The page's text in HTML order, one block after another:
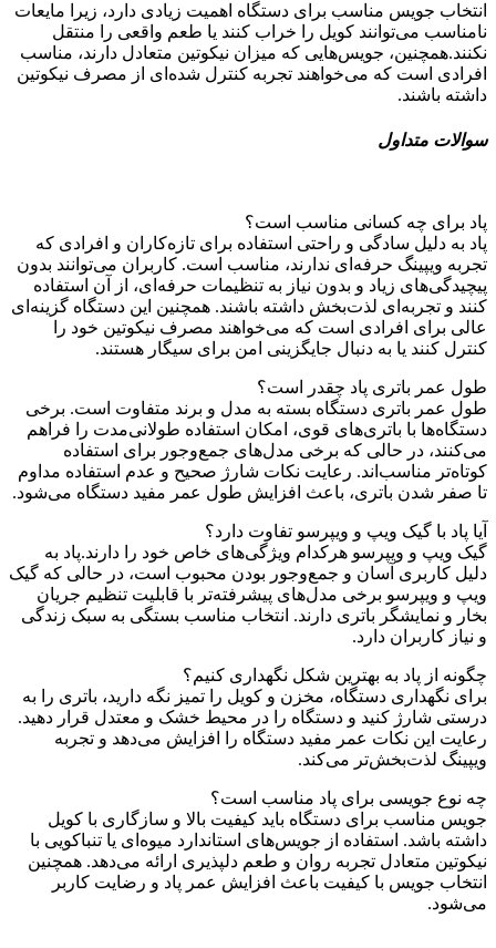
انتخاب جویس مناسب برای دستگاه اهمیت زیادی دارد، زیرا مایعات
نامناسب می‌توانند کویل را خراب کنند یا طعم واقعی را منتقل
نکنند.همچنین، جویس‌هایی که میزان نیکوتین متعادل دارند، مناسب
افرادی است که می‌خواهند تجربه کنترل شده‌ای از مصرف نیکوتین
داشته باشند.
سوالات متداول
پاد برای چه کسانی مناسب است؟
پاد به دلیل سادگی و راحتی استفاده برای تازه‌کاران و افرادی که
تجربه ویپینگ حرفه‌ای ندارند، مناسب است. کاربران می‌توانند بدون
پیچیدگی‌های زیاد و بدون نیاز به تنظیمات حرفه‌ای، از آن استفاده
کنند و تجربه‌ای لذت‌بخش داشته باشند. همچنین این دستگاه گزینه‌ای
عالی برای افرادی است که می‌خواهند مصرف نیکوتین خود را
کنترل کنند یا به دنبال جایگزینی امن برای سیگار هستند.
طول عمر باتری پاد چقدر است؟
طول عمر باتری دستگاه بسته به مدل و برند متفاوت است. برخی
دستگاه‌ها با باتری‌های قوی، امکان استفاده طولانی‌مدت را فراهم
می‌کنند، در حالی که برخی مدل‌های جمع‌وجور برای استفاده
کوتاه‌تر مناسب‌اند. رعایت نکات شارژ صحیح و عدم استفاده مداوم
تا صفر شدن باتری، باعث افزایش طول عمر مفید دستگاه می‌شود.
آیا پاد با گیک ویپ و ویپرسو تفاوت دارد؟
گیک ویپ و ویپرسو هرکدام ویژگی‌های خاص خود را دارند.پاد به
دلیل کاربری آسان و جمع‌وجور بودن محبوب است، در حالی که گیک
ویپ و ویپرسو برخی مدل‌های پیشرفته‌تر با قابلیت تنظیم جریان
بخار و نمایشگر باتری دارند. انتخاب مناسب بستگی به سبک زندگی
و نیاز کاربران دارد.
چگونه از پاد به بهترین شکل نگهداری کنیم؟
برای نگهداری دستگاه، مخزن و کویل را تمیز نگه دارید، باتری را به
درستی شارژ کنید و دستگاه را در محیط خشک و معتدل قرار دهید.
رعایت این نکات عمر مفید دستگاه را افزایش می‌دهد و تجربه
ویپینگ لذت‌بخش‌تر می‌کند.
چه نوع جویسی برای پاد مناسب است؟
جویس مناسب برای دستگاه باید کیفیت بالا و سازگاری با کویل
داشته باشد. استفاده از جویس‌های استاندارد میوه‌ای یا تنباکویی با
نیکوتین متعادل تجربه روان و طعم دلپذیری ارائه می‌دهد. همچنین
انتخاب جویس با کیفیت باعث افزایش عمر پاد و رضایت کاربر
می‌شود.